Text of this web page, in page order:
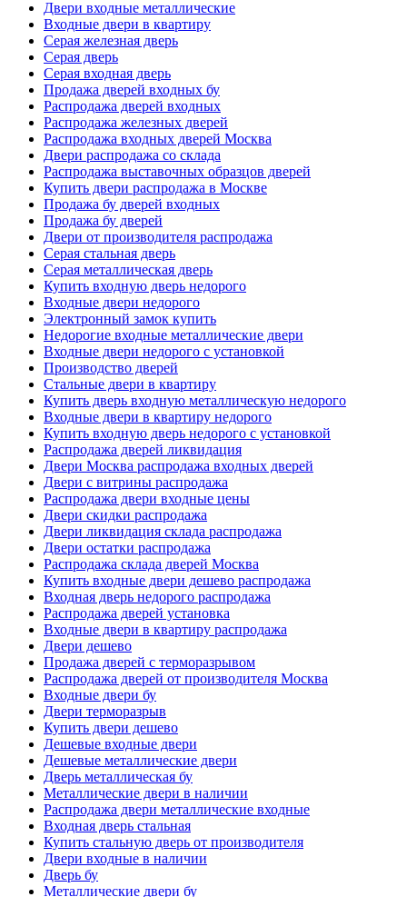
Двери входные металлические
Входные двери в квартиру
Серая железная дверь
Серая дверь
Серая входная дверь
Продажа дверей входных бу
Распродажа дверей входных
Распродажа железных дверей
Распродажа входных дверей Москва
Двери распродажа со склада
Распродажа выставочных образцов дверей
Купить двери распродажа в Москве
Продажа бу дверей входных
Продажа бу дверей
Двери от производителя распродажа
Серая стальная дверь
Серая металлическая дверь
Купить входную дверь недорого
Входные двери недорого
Электронный замок купить
Недорогие входные металлические двери
Входные двери недорого с установкой
Производство дверей
Стальные двери в квартиру
Купить дверь входную металлическую недорого
Входные двери в квартиру недорого
Купить входную дверь недорого с установкой
Распродажа дверей ликвидация
Двери Москва распродажа входных дверей
Двери с витрины распродажа
Распродажа двери входные цены
Двери скидки распродажа
Двери ликвидация склада распродажа
Двери остатки распродажа
Распродажа склада дверей Москва
Купить входные двери дешево распродажа
Входная дверь недорого распродажа
Распродажа дверей установка
Входные двери в квартиру распродажа
Двери дешево
Продажа дверей с терморазрывом
Распродажа дверей от производителя Москва
Входные двери бу
Двери терморазрыв
Купить двери дешево
Дешевые входные двери
Дешевые металлические двери
Дверь металлическая бу
Металлические двери в наличии
Распродажа двери металлические входные
Входная дверь стальная
Купить стальную дверь от производителя
Двери входные в наличии
Дверь бу
Металлические двери бу